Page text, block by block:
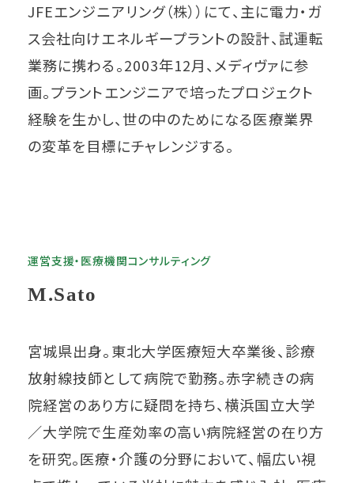
JFEエンジニアリング（株））にて、主に電力・ガ
ス会社向けエネルギープラントの設計、試運転
業務に携わる。2003年12月、メディヴァに参
画。プラントエンジニアで培ったプロジェクト
経験を生かし、世の中のためになる医療業界
の変革を目標にチャレンジする。
運営支援・医療機関コンサルティング
M.Sato
宮城県出身。東北大学医療短大卒業後、診療
放射線技師として病院で勤務。赤字続きの病
院経営のあり方に疑問を持ち、横浜国立大学
／大学院で生産効率の高い病院経営の在り方
を研究。医療・介護の分野において、幅広い視